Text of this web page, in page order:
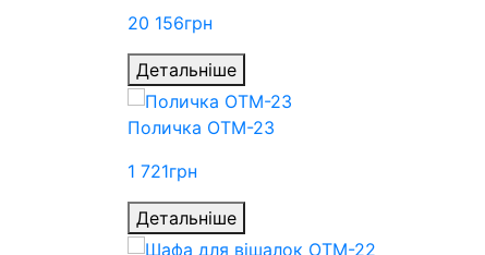
20 156грн
Детальніше
Поличка ОТМ-23
1 721грн
Детальніше